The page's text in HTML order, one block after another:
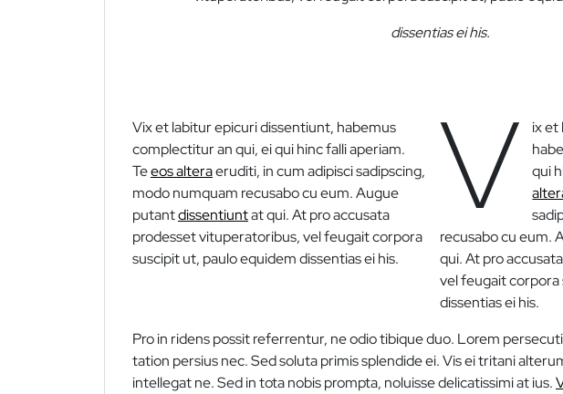
dissentias ei his.
Vix et labitur epicuri dissentiunt, habemus
complectitur an qui, ei qui hinc falli aperiam.
Teeos alteraeruditi, in cum adipisci sadipscing,
modo numquam recusabo cu eum. Augue
putantdissentiuntat qui. At pro accusata
prodesset vituperatoribus, vel feugait corpora
suscipit ut, paulo equidem dissentias ei his.
V
ix et
qui
recusabo cu eum.
qui. At pro
vel feugait corpora
dissentias ei his.
Pro in ridens possit referrentur, ne odio tibique duo. Lorem
tation persius nec. Sed soluta primis splendide ei. Vis ei tritani
intellegat ne. Sed in tota nobis prompta, noluisse delicatissimi at ius.